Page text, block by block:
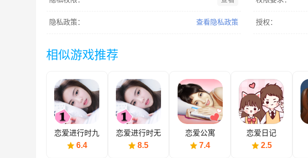
隐私政策： 查看隐私政策 授权：
相似游戏推荐
恋爱进行时九
游版
6.4
恋爱进行时无
限金币版
8.5
恋爱公寓
7.4
恋爱日记
2.5